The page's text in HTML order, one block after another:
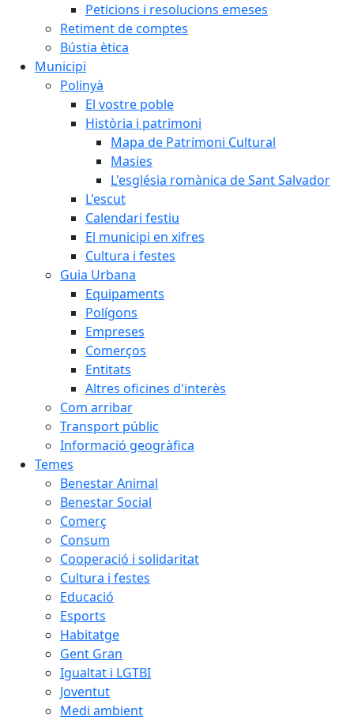
Peticions i resolucions emeses
Retiment de comptes
Bústia ètica
Municipi
Polinyà
El vostre poble
Història i patrimoni
Mapa de Patrimoni Cultural
Masies
L'església romànica de Sant Salvador
L'escut
Calendari festiu
El municipi en xifres
Cultura i festes
Guia Urbana
Equipaments
Polígons
Empreses
Comerços
Entitats
Altres oficines d'interès
Com arribar
Transport públic
Informació geogràfica
Temes
Benestar Animal
Benestar Social
Comerç
Consum
Cooperació i solidaritat
Cultura i festes
Educació
Esports
Habitatge
Gent Gran
Igualtat i LGTBI
Joventut
Medi ambient